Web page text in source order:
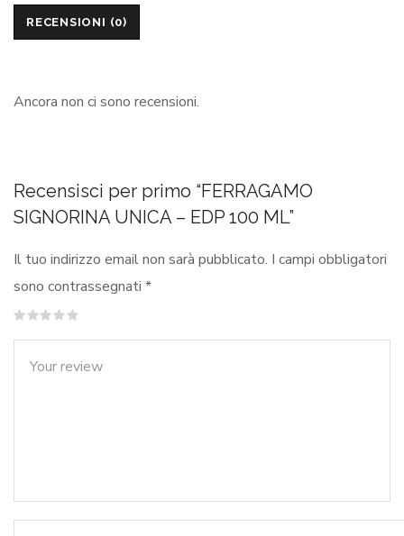
RECENSIONI (0)
Ancora non ci sono recensioni.
Recensisci per primo “FERRAGAMO
SIGNORINA UNICA – EDP 100 ML”
Il tuo indirizzo email non sarà pubblicato. I campi obbligatori
sono contrassegnati *